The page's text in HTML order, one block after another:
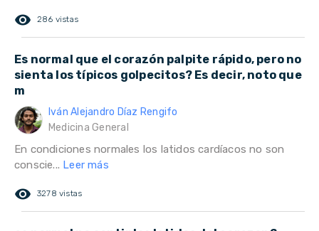
remove_red_eye 286 vistas
Es normal que el corazón palpite rápido, pero no
sienta los típicos golpecitos? Es decir, noto que
m
Iván Alejandro Díaz Rengifo
Medicina General
En condiciones normales los latidos cardíacos no son
conscie... Leer más
remove_red_eye 3278 vistas